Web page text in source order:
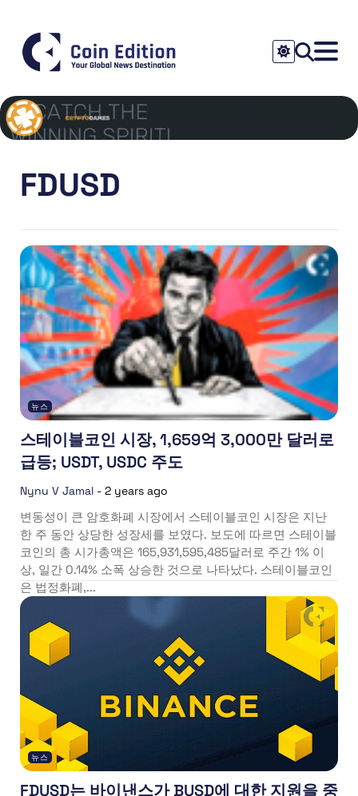
FDUSD
뉴스
스테이블코인 시장, 1,659억 3,000만 달러로
급등; USDT, USDC 주도
Nynu V Jamal - 2 years ago
변동성이 큰 암호화폐 시장에서 스테이블코인 시장은 지난
한 주 동안 상당한 성장세를 보였다. 보도에 따르면 스테이블
코인의 총 시가총액은 165,931,595,485달러로 주간 1% 이
상, 일간 0.14% 소폭 상승한 것으로 나타났다. 스테이블코인
은 법정화폐,...
뉴스
FDUSD는 바이낸스가 BUSD에 대한 지원을 중